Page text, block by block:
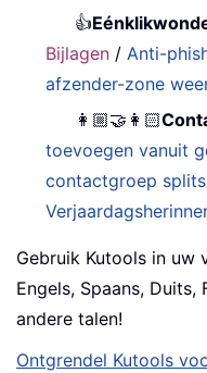
👍
Bijlagen /Anti-
afzender-zone
👩🏼‍🤝‍👩🏻
toevoegen vanuit
contactgroep
Gebruik Kutools in uw
Engels, Spaans, Duits,
andere talen!
Ontgrendel Kutools